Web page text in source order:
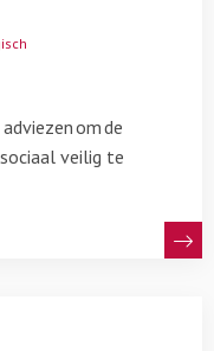
om de
veilig te